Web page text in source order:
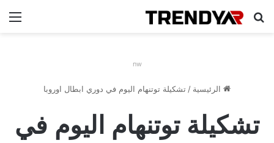
بحث عن
nw
الرئيسية / تشكيلة توتنهام اليوم في دوري ابطال اوروبا
تشكيلة توتنهام اليوم في